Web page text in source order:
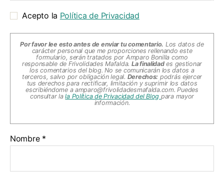
Acepto la Política de Privacidad
Por favor lee esto antes de enviar tu comentario. Los datos de
carácter personal que me proporciones rellenando este
formulario, serán tratados por Amparo Bonilla como
responsable de Frivolidades Mafalda. La finalidades gestionar
los comentarios del blog. No se comunicarán los datos a
terceros, salvo por obligación legal. Derechos: podrás ejercer
tus derechos para rectificar, limitación y suprimir los datos
escribiéndome a amparo@frivolidadesmafalda.com. Puedes
consultar lala Política de Privacidad del Blog para mayor
información.
Nombre *